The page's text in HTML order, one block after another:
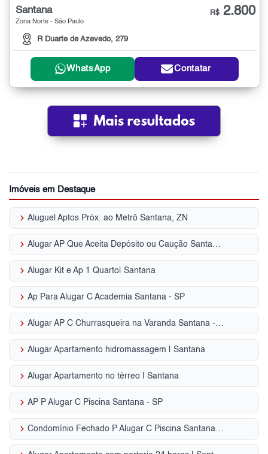
Santana
Zona Norte - São Paulo
R Duarte de Azevedo, 279
R$ 2.800
WhatsApp Contatar
Imóveis em Destaque
keyboard_arrow_right Aluguel Aptos Próx. ao Metrô Santana, ZN
keyboard_arrow_right Alugar AP Que Aceita Depósito ou Caução Santana - SP
keyboard_arrow_right Alugar Kit e Ap 1 Quarto| Santana
keyboard_arrow_right Ap Para Alugar C Academia Santana - SP
keyboard_arrow_right Alugar AP C Churrasqueira na Varanda Santana - SP
keyboard_arrow_right Alugar Apartamento hidromassagem | Santana
keyboard_arrow_right Alugar Apartamento no térreo | Santana
keyboard_arrow_right AP P Alugar C Piscina Santana - SP
keyboard_arrow_right Condomínio Fechado P Alugar C Piscina Santana - SP